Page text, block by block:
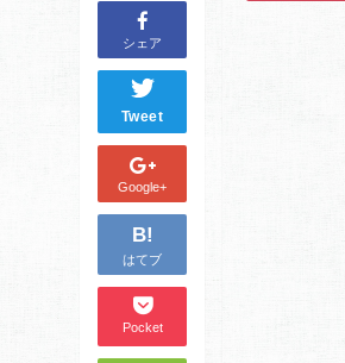
シェア
Tweet
Google+
B!
はてブ
Pocket